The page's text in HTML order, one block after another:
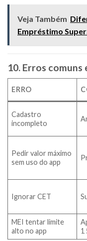
Veja Também
Empréstimo
10. Erros
ERRO
Cadastro
incompleto
Pedir valor máximo
sem uso do app
Ignorar CET
MEI tentar limite
alto no app
1